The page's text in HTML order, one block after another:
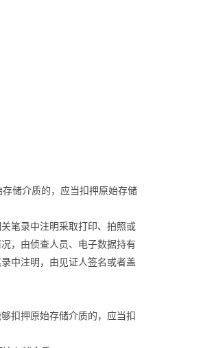
储介质的，应当扣押原始存储
笔录中注明采取打印、拍照或
，由侦查人员、电子数据持有
中注明，由见证人签名或者盖
扣押原始存储介质的，应当扣